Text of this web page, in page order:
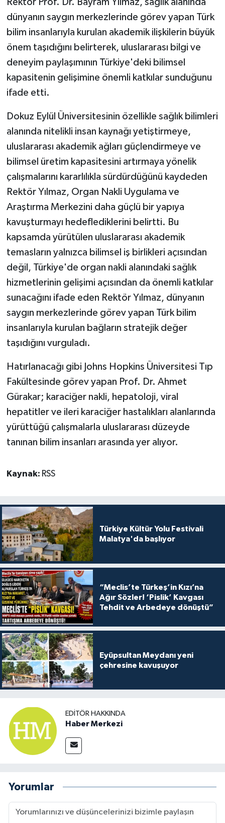
dünyanın saygın merkezlerinde görev yapan Türk
bilim insanlarıyla kurulan akademik ilişkilerin büyük
önem taşıdığını belirterek, uluslararası bilgi ve
deneyim paylaşımının Türkiye'deki bilimsel
kapasitenin gelişimine önemli katkılar sunduğunu
ifade etti.
Dokuz Eylül Üniversitesinin özellikle sağlık bilimleri
alanında nitelikli insan kaynağı yetiştirmeye,
uluslararası akademik ağları güçlendirmeye ve
bilimsel üretim kapasitesini artırmaya yönelik
çalışmalarını kararlılıkla sürdürdüğünü kaydeden
Rektör Yılmaz, Organ Nakli Uygulama ve
Araştırma Merkezini daha güçlü bir yapıya
kavuşturmayı hedeflediklerini belirtti. Bu
kapsamda yürütülen uluslararası akademik
temasların yalnızca bilimsel iş birlikleri açısından
değil, Türkiye'de organ nakli alanındaki sağlık
hizmetlerinin gelişimi açısından da önemli katkılar
sunacağını ifade eden Rektör Yılmaz, dünyanın
saygın merkezlerinde görev yapan Türk bilim
insanlarıyla kurulan bağların stratejik değer
taşıdığını vurguladı.
Hatırlanacağı gibi Johns Hopkins Üniversitesi Tıp
Fakültesinde görev yapan Prof. Dr. Ahmet
Gürakar; karaciğer nakli, hepatoloji, viral
hepatitler ve ileri karaciğer hastalıkları alanlarında
yürüttüğü çalışmalarla uluslararası düzeyde
tanınan bilim insanları arasında yer alıyor.
Kaynak: RSS
Türkiye Kültür Yolu Festivali
Malatya'da başlıyor
“Meclis’te Türkeş’in Kızı’na
Ağır Sözler! ‘Pislik’ Kavgası
Tehdit ve Arbedeye dönüştü”
Eyüpsultan Meydanı yeni
çehresine kavuşuyor
EDITÖR HAKKINDA
Haber Merkezi
Yorumlar